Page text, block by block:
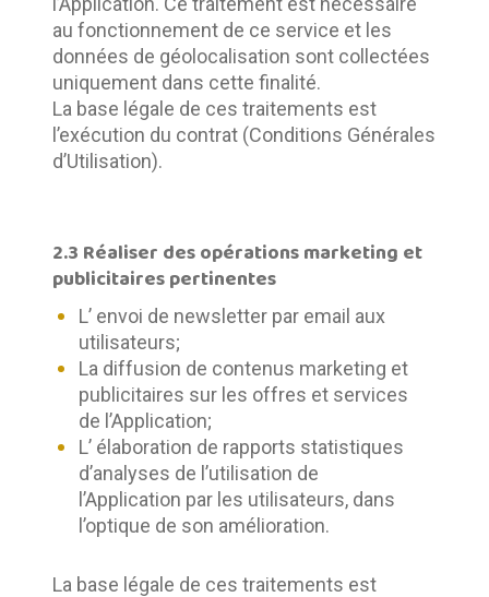
au fonctionnement de ce service et les
données de géolocalisation sont collectées
La base légale de ces traitements est
l’exécution du contrat (Conditions Générales
d’Utilisation).
2.3 Réaliser des opérations marketing et
publicitaires pertinentes
L’ envoi de newsletter par email aux
utilisateurs;
La diffusion de contenus marketing et
publicitaires sur les offres et services
de l’Application;
L’ élaboration de rapports statistiques
d’analyses de l’utilisation de
l’Application par les utilisateurs, dans
l’optique de son amélioration.
La base légale de ces traitements est